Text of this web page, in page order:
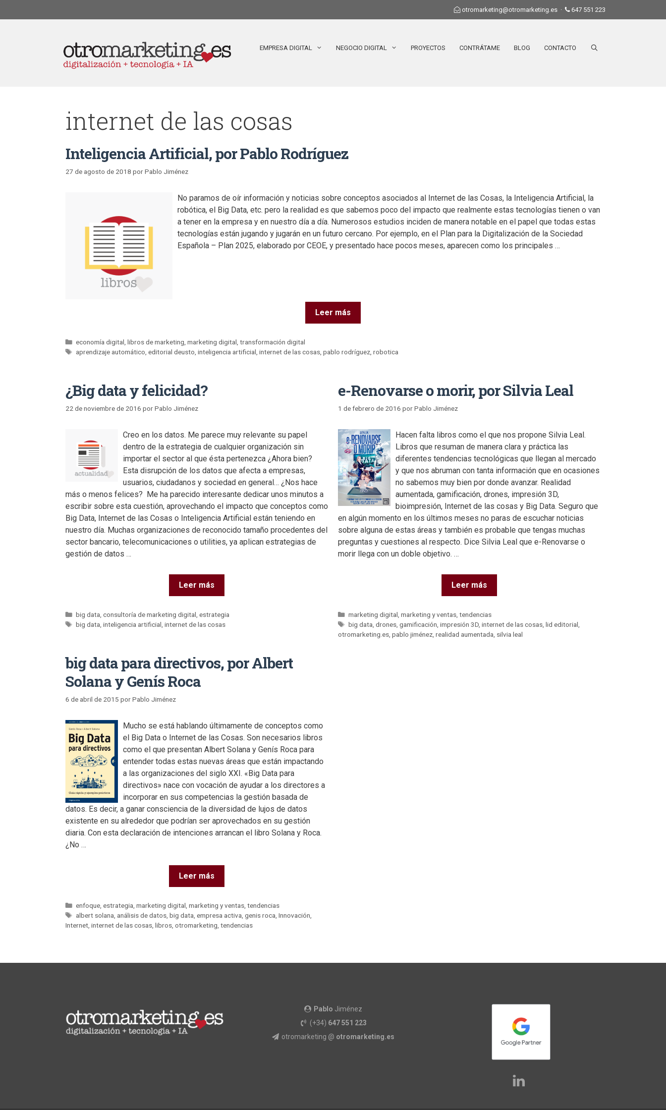
otromarketing@otromarketing.es · 647 551 223
EMPRESA DIGITAL NEGOCIO DIGITAL PROYECTOS CONTRÁTAME BLOG CONTACTO
internet de las cosas
Inteligencia Artificial, por Pablo Rodríguez
27 de agosto de 2018 porPablo Jiménez
No paramos de oír información y noticias sobre conceptos asociados al Internet de las Cosas, la Inteligencia Artificial, la
robótica, el Big Data, etc. pero la realidad es que sabemos poco del impacto que realmente estas tecnologías tienen o van
a tener en la empresa y en nuestro día a día. Numerosos estudios inciden de manera notable en el papel que todas estas
tecnologías están jugando y jugarán en un futuro cercano. Por ejemplo, en el Plan para la Digitalización de la Sociedad
Española – Plan 2025, elaborado por CEOE, y presentado hace pocos meses, aparecen como los principales …
Leer más
economía digital ,libros de marketing ,marketing digital ,transformación digital
aprendizaje automático ,editorial deusto ,inteligencia artificial ,internet de las cosas ,pablo rodríguez ,robotica
¿Big data y felicidad?
22 de noviembre de 2016 porPablo Jiménez
Creo en los datos. Me parece muy relevante su papel
dentro de la estrategia de cualquier organización sin
importar el sector al que ésta pertenezca ¿Ahora bien?
Esta disrupción de los datos que afecta a empresas,
usuarios, ciudadanos y sociedad en general… ¿Nos hace
más o menos felices? Me ha parecido interesante dedicar unos minutos a
escribir sobre esta cuestión, aprovechando el impacto que conceptos como
Big Data, Internet de las Cosas o Inteligencia Artificial están teniendo en
nuestro día. Muchas organizaciones de reconocido tamaño procedentes del
sector bancario, telecomunicaciones o utilities, ya aplican estrategias de
gestión de datos …
Leer más
big data ,consultoría de marketing digital ,estrategia
big data ,inteligencia artificial ,internet de las cosas
e-Renovarse o morir, por Silvia Leal
1 de febrero de 2016 porPablo Jiménez
Hacen falta libros como el que nos propone Silvia Leal.
Libros que resuman de manera clara y práctica las
diferentes tendencias tecnológicas que llegan al mercado
y que nos abruman con tanta información que en ocasiones
no sabemos muy bien por donde avanzar. Realidad
aumentada, gamificación, drones, impresión 3D,
bioimpresión, Internet de las cosas y Big Data. Seguro que
en algún momento en los últimos meses no paras de escuchar noticias
sobre alguna de estas áreas y también es probable que tengas muchas
preguntas y cuestiones al respecto. Dice Silvia Leal que e-Renovarse o
morir llega con un doble objetivo. …
Leer más
marketing digital ,marketing y ventas ,tendencias
big data ,drones ,gamificación ,impresión 3D ,internet de las cosas ,lid editorial
otromarketing.es pablo jiménez realidad aumentada silvia leal
big data para directivos, por Albert
Solana y Genís Roca
6 de abril de 2015 porPablo Jiménez
Mucho se está hablando últimamente de conceptos como
el Big Data o Internet de las Cosas. Son necesarios libros
como el que presentan Albert Solana y Genís Roca para
entender todas estas nuevas áreas que están impactando
a las organizaciones del siglo XXI. «Big Data para
directivos» nace con vocación de ayudar a los directores a
incorporar en sus competencias la gestión basada de
datos. Es decir, a ganar consciencia de la diversidad de lujos de datos
existente en su alrededor que podrían ser aprovechados en su gestión
diaria. Con esta declaración de intenciones arrancan el libro Solana y Roca.
¿No …
Leer más
enfoque ,estrategia ,marketing digital ,marketing y ventas ,tendencias
albert solana análisis de datos ,big data ,empresa activa ,genis roca ,Innovación
Internet internet de las cosas libros otromarketing tendencias
Pablo Jiménez
(+34) 647 551 223
otromarketing @ otromarketing.es